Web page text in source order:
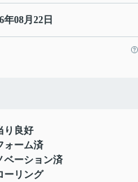
年08月22日
り良好
ォーム済
ベーション済
ーリング